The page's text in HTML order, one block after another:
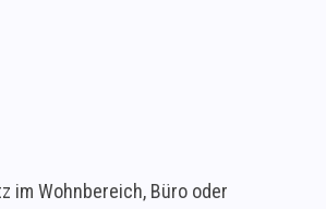
im Wohnbereich, Büro oder